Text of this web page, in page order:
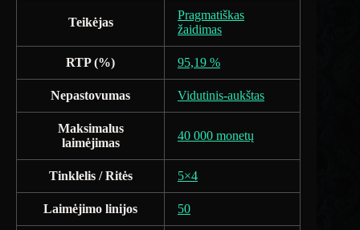
Teikėjas
Pragmatiškas
žaidimas
RTP (%) 95,19 %
Nepastovumas Vidutinis-aukštas
Maksimalus
laimėjimas
40 000 monetų
Tinklelis / Ritės 5×4
Laimėjimo linijos 50